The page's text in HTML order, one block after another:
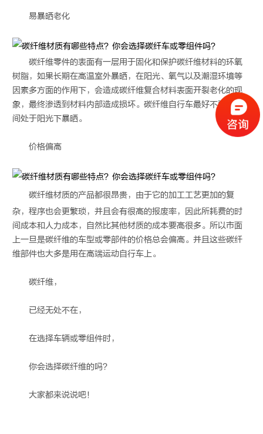
易暴晒老化
碳纤维零件的表面有一层用于固化和保护碳纤维材料的环氧
树脂，如果长期在高温室外暴晒，在阳光、氧气以及潮湿环境等
因素多方面的作用下，会造成碳纤维复合材料表面开裂老化的现
象，最终渗透到材料内部造成损坏。碳纤维自行车最好不要长时
间处于阳光下暴晒。
价格偏高
碳纤维材质的产品都很昂贵，由于它的加工工艺更加的复
杂，程序也会更繁琐，并且会有很高的报废率，因此所耗费的时
间成本和人力成本，自然比其他材质的成本要高很多。所以市面
上一旦是碳纤维的车型或零部件的价格总会偏高。并且这些碳纤
维部件也大多是用在高端运动自行车上。
碳纤维，
已经无处不在，
在选择车辆或零组件时，
你会选择碳纤维的吗？
大家都来说说吧！